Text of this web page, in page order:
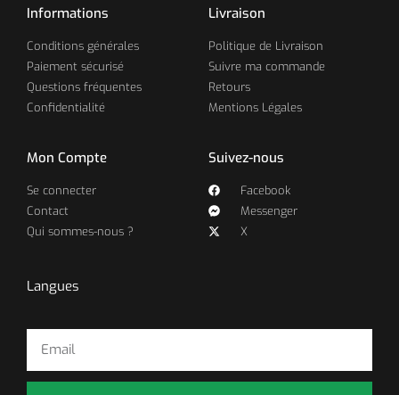
Informations
Conditions générales
Paiement sécurisé
Questions fréquentes
Confidentialité
Livraison
Politique de Livraison
Suivre ma commande
Retours
Mentions Légales
Mon Compte
Se connecter
Contact
Qui sommes-nous ?
Suivez-nous
Facebook
Messenger
X
Langues